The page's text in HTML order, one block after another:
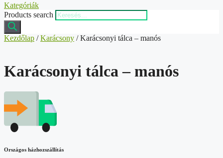
Kategóriák
Products search
Kezdőlap /Karácsony / Karácsonyi tálca – manós
Karácsonyi tálca – manós
Országos házhozszállítás